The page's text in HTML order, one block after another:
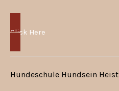
Click Here
Hundeschule Hundsein Heist